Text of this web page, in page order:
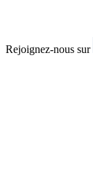
Rejoignez-nous sur